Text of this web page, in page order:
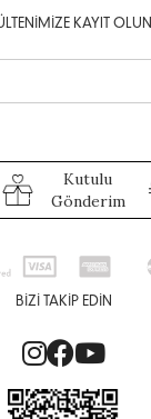
KAYIT OLUN
Kutulu
Gönderim
BIZI TAKIP EDIN